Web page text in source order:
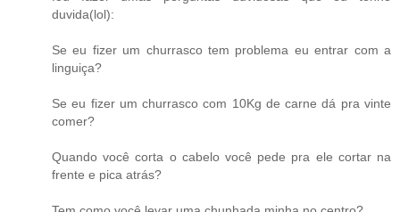
duvida(lol):
Se eu fizer um churrasco tem problema eu entrar com a
linguiça?
Se eu fizer um churrasco com 10Kg de carne dá pra vinte
comer?
Quando você corta o cabelo você pede pra ele cortar na
frente e pica atrás?